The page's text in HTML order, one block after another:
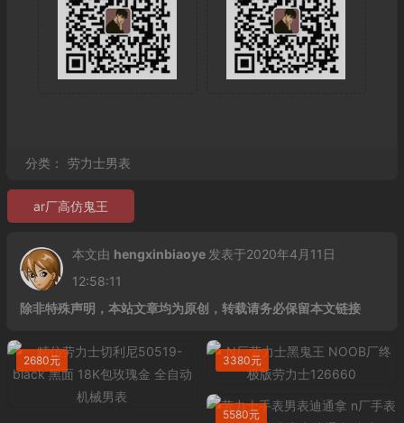
分类： 劳力士男表
ar厂高仿鬼王
本文由 hengxinbiaoye 发表于2020年4月11日
12:58:11
除非特殊声明，本站文章均为原创，转载请务必保留本文链接
2680元 3380元
5580元